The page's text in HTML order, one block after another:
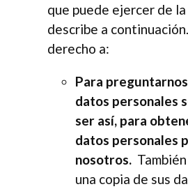
que puede ejercer de
describe a
derecho a:
Para
datos personales
ser así, para
datos personales
nosotros.
una copia de sus